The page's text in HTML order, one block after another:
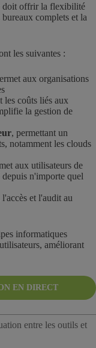
doit offrir la flexibilité
complets et la
les suivantes :
aux organisations
les coûts liés aux
la gestion de
, permettant un
notamment les clouds
aux utilisateurs de
n'importe quel
et l'audit au
informatiques
améliorant
EN DIRECT
entre les outils et